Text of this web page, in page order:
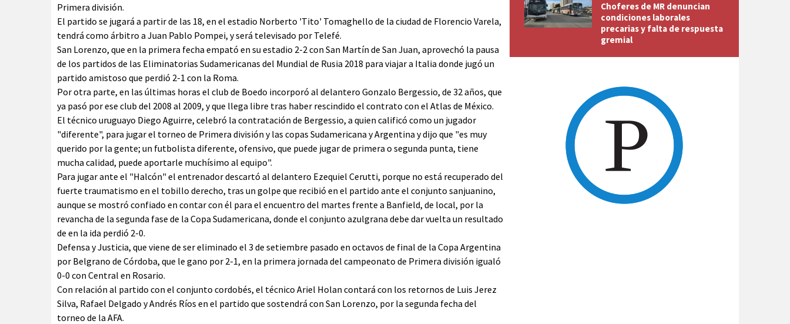
Primera división.
El partido se jugará a partir de las 18, en el estadio Norberto 'Tito' Tomaghello de la ciudad de Florencio Varela,
tendrá como árbitro a Juan Pablo Pompei, y será televisado por Telefé.
San Lorenzo, que en la primera fecha empató en su estadio 2-2 con San Martín de San Juan, aprovechó la pausa
de los partidos de las Eliminatorias Sudamericanas del Mundial de Rusia 2018 para viajar a Italia donde jugó un
partido amistoso que perdió 2-1 con la Roma.
Por otra parte, en las últimas horas el club de Boedo incorporó al delantero Gonzalo Bergessio, de 32 años, que
ya pasó por ese club del 2008 al 2009, y que llega libre tras haber rescindido el contrato con el Atlas de México.
El técnico uruguayo Diego Aguirre, celebró la contratación de Bergessio, a quien calificó como un jugador
"diferente", para jugar el torneo de Primera división y las copas Sudamericana y Argentina y dijo que "es muy
querido por la gente; un futbolista diferente, ofensivo, que puede jugar de primera o segunda punta, tiene
mucha calidad, puede aportarle muchísimo al equipo".
Para jugar ante el "Halcón" el entrenador descartó al delantero Ezequiel Cerutti, porque no está recuperado del
fuerte traumatismo en el tobillo derecho, tras un golpe que recibió en el partido ante el conjunto sanjuanino,
aunque se mostró confiado en contar con él para el encuentro del martes frente a Banfield, de local, por la
revancha de la segunda fase de la Copa Sudamericana, donde el conjunto azulgrana debe dar vuelta un resultado
de en la ida perdió 2-0.
Defensa y Justicia, que viene de ser eliminado el 3 de setiembre pasado en octavos de final de la Copa Argentina
por Belgrano de Córdoba, que le gano por 2-1, en la primera jornada del campeonato de Primera división igualó
0-0 con Central en Rosario.
Con relación al partido con el conjunto cordobés, el técnico Ariel Holan contará con los retornos de Luis Jerez
Silva, Rafael Delgado y Andrés Ríos en el partido que sostendrá con San Lorenzo, por la segunda fecha del
torneo de la AFA.
Choferes de MR denuncian
condiciones laborales
precarias y falta de respuesta
gremial